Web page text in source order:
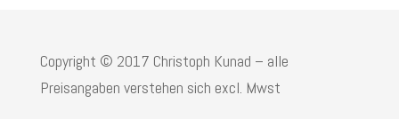
Copyright © 2017 Christoph Kunad – alle
Preisangaben verstehen sich excl. Mwst